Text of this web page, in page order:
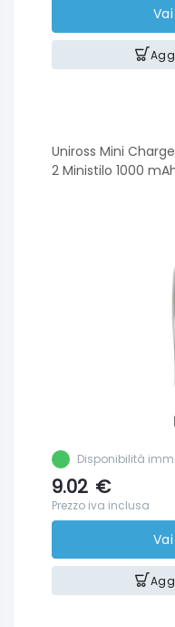
Uniross Mini
2 Ministilo 1000
Disponibilità
9.02 €
Prezzo iva inclusa